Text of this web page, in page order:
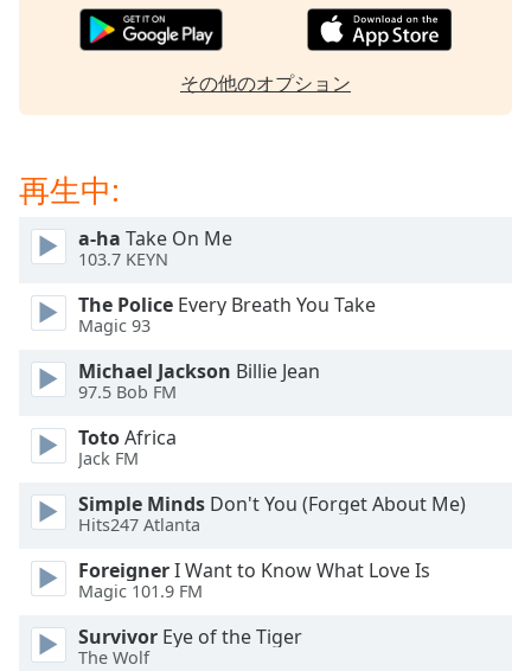
Escape
and
close
window.
Background
Color
Opacity
その他のオプション
再生中:
a-ha Take On Me
103.7 KEYN
The Police Every Breath You Take
Magic 93
Michael Jackson Billie Jean
97.5 Bob FM
TotoAfrica
Jack FM
Simple Minds Don't You (Forget About Me)
Hits247 Atlanta
ForeignerI Want to Know What Love Is
Magic 101.9 FM
Survivor Eye of the Tiger
The Wolf